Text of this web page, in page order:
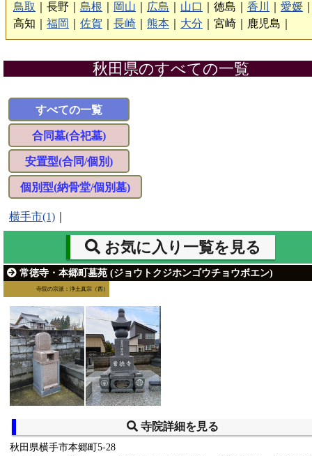
鳥取
長野｜ 島根 岡山 広島 山口 徳島｜ 香川 愛媛
高知｜ 福岡 佐賀 長崎 熊本 大分 宮崎｜ 鹿児島｜
秋田県のすべての一覧
すべての一覧
合同墓(合祀墓)
安置型(合同/個別)
個別型(納骨堂/個別墓)
横手市(1)
お気に入り一覧を見る
常徳寺・本郷町墓苑 (ジョウトクジホンゴウチョウボエン)
寺院の宗派：浄土真宗（西）
寺院詳細を見る
秋田県横手市本郷町5-28